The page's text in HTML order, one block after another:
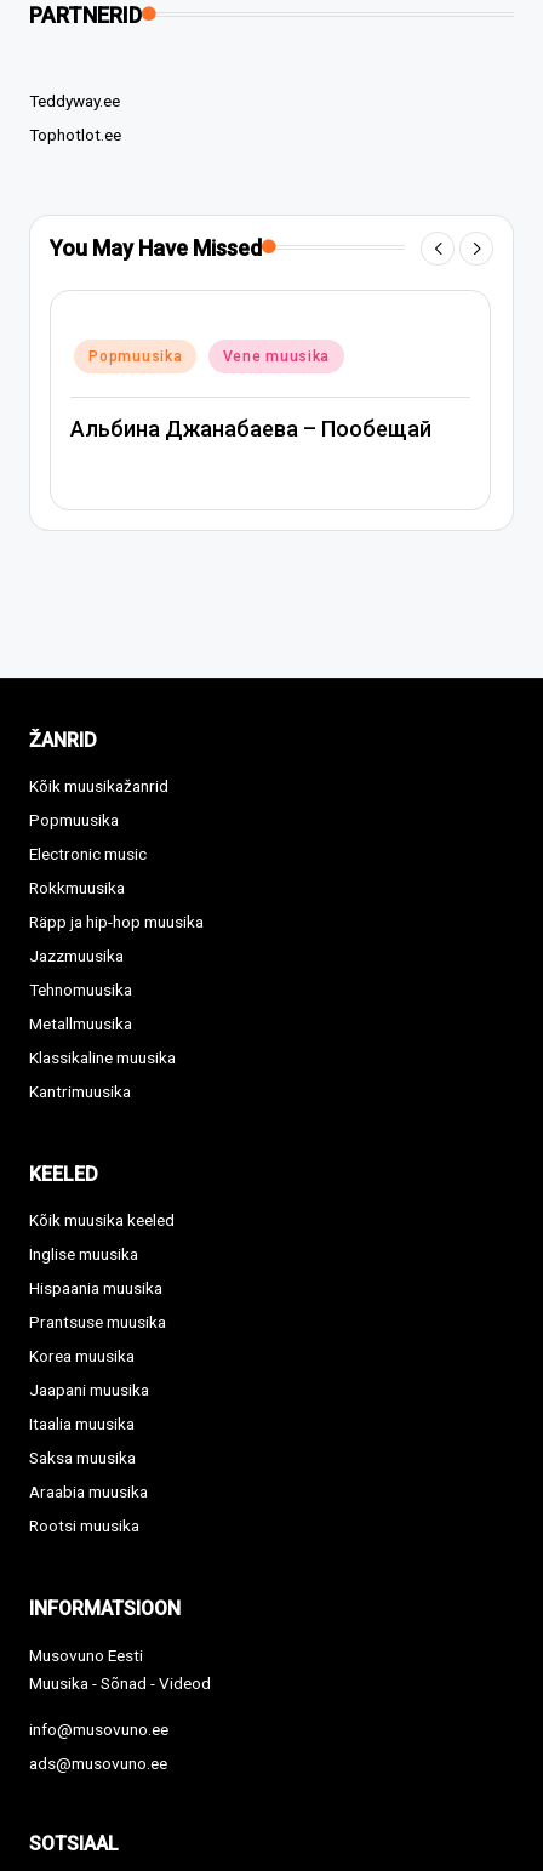
PARTNERID
Teddyway.ee
Tophotlot.ee
You May Have Missed
in
Popmuusika Vene muusika
Митя Фомин и Альбина Джанабаева –
Спасибо, сердце
ŽANRID
Kõik muusikažanrid
Popmuusika
Electronic music
Rokkmuusika
Räpp ja hip-hop muusika
Jazzmuusika
Tehnomuusika
Metallmuusika
Klassikaline muusika
Kantrimuusika
KEELED
Kõik muusika keeled
Inglise muusika
Hispaania muusika
Prantsuse muusika
Korea muusika
Jaapani muusika
Itaalia muusika
Saksa muusika
Araabia muusika
Rootsi muusika
INFORMATSIOON
Musovuno Eesti
Muusika - Sõnad - Videod
info@musovuno.ee
ads@musovuno.ee
SOTSIAAL